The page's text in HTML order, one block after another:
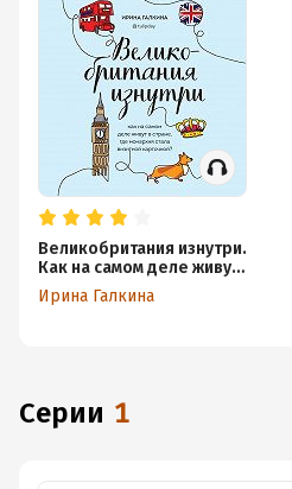
Великобритания изнутри.
Как на самом деле живут
в стране, где монархия
стала визитной
Ирина Галкина
Серии 1